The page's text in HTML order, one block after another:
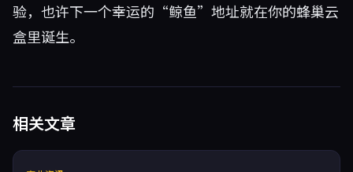
验，也许下一个幸运的“鲸鱼”地址就在你的蜂巢云
盒里诞生。
相关文章